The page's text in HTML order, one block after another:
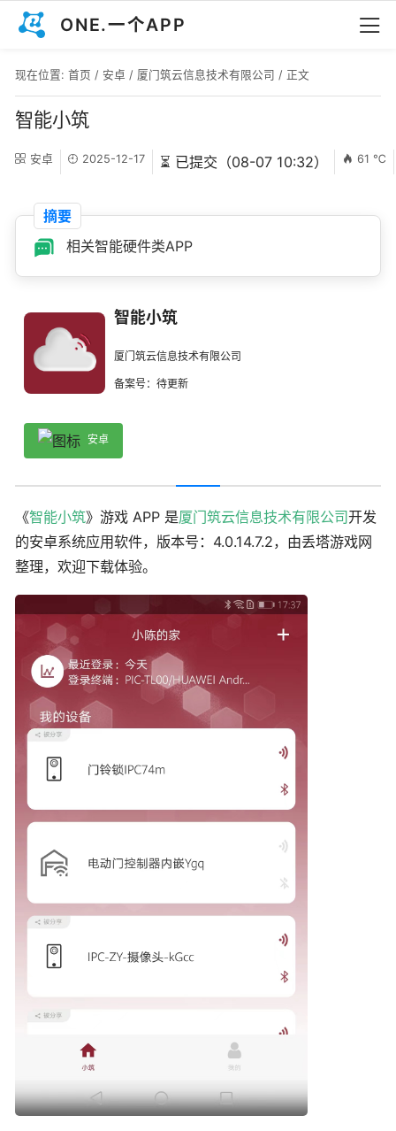
ONE.一个APP
现在位置: 首页 / 安卓 / 厦门筑云信息技术有限公司 / 正文
智能小筑
安卓 2025-12-17 ⏳ 已提交（08-07 10:32） 61 ℃
摘要
相关智能硬件类APP
智能小筑
厦门筑云信息技术有限公司
备案号：待更新
安卓
《智能小筑》游戏 APP 是厦门筑云信息技术有限公司开发
的安卓系统应用软件，版本号：4.0.14.7.2，由丢塔游戏网
整理，欢迎下载体验。